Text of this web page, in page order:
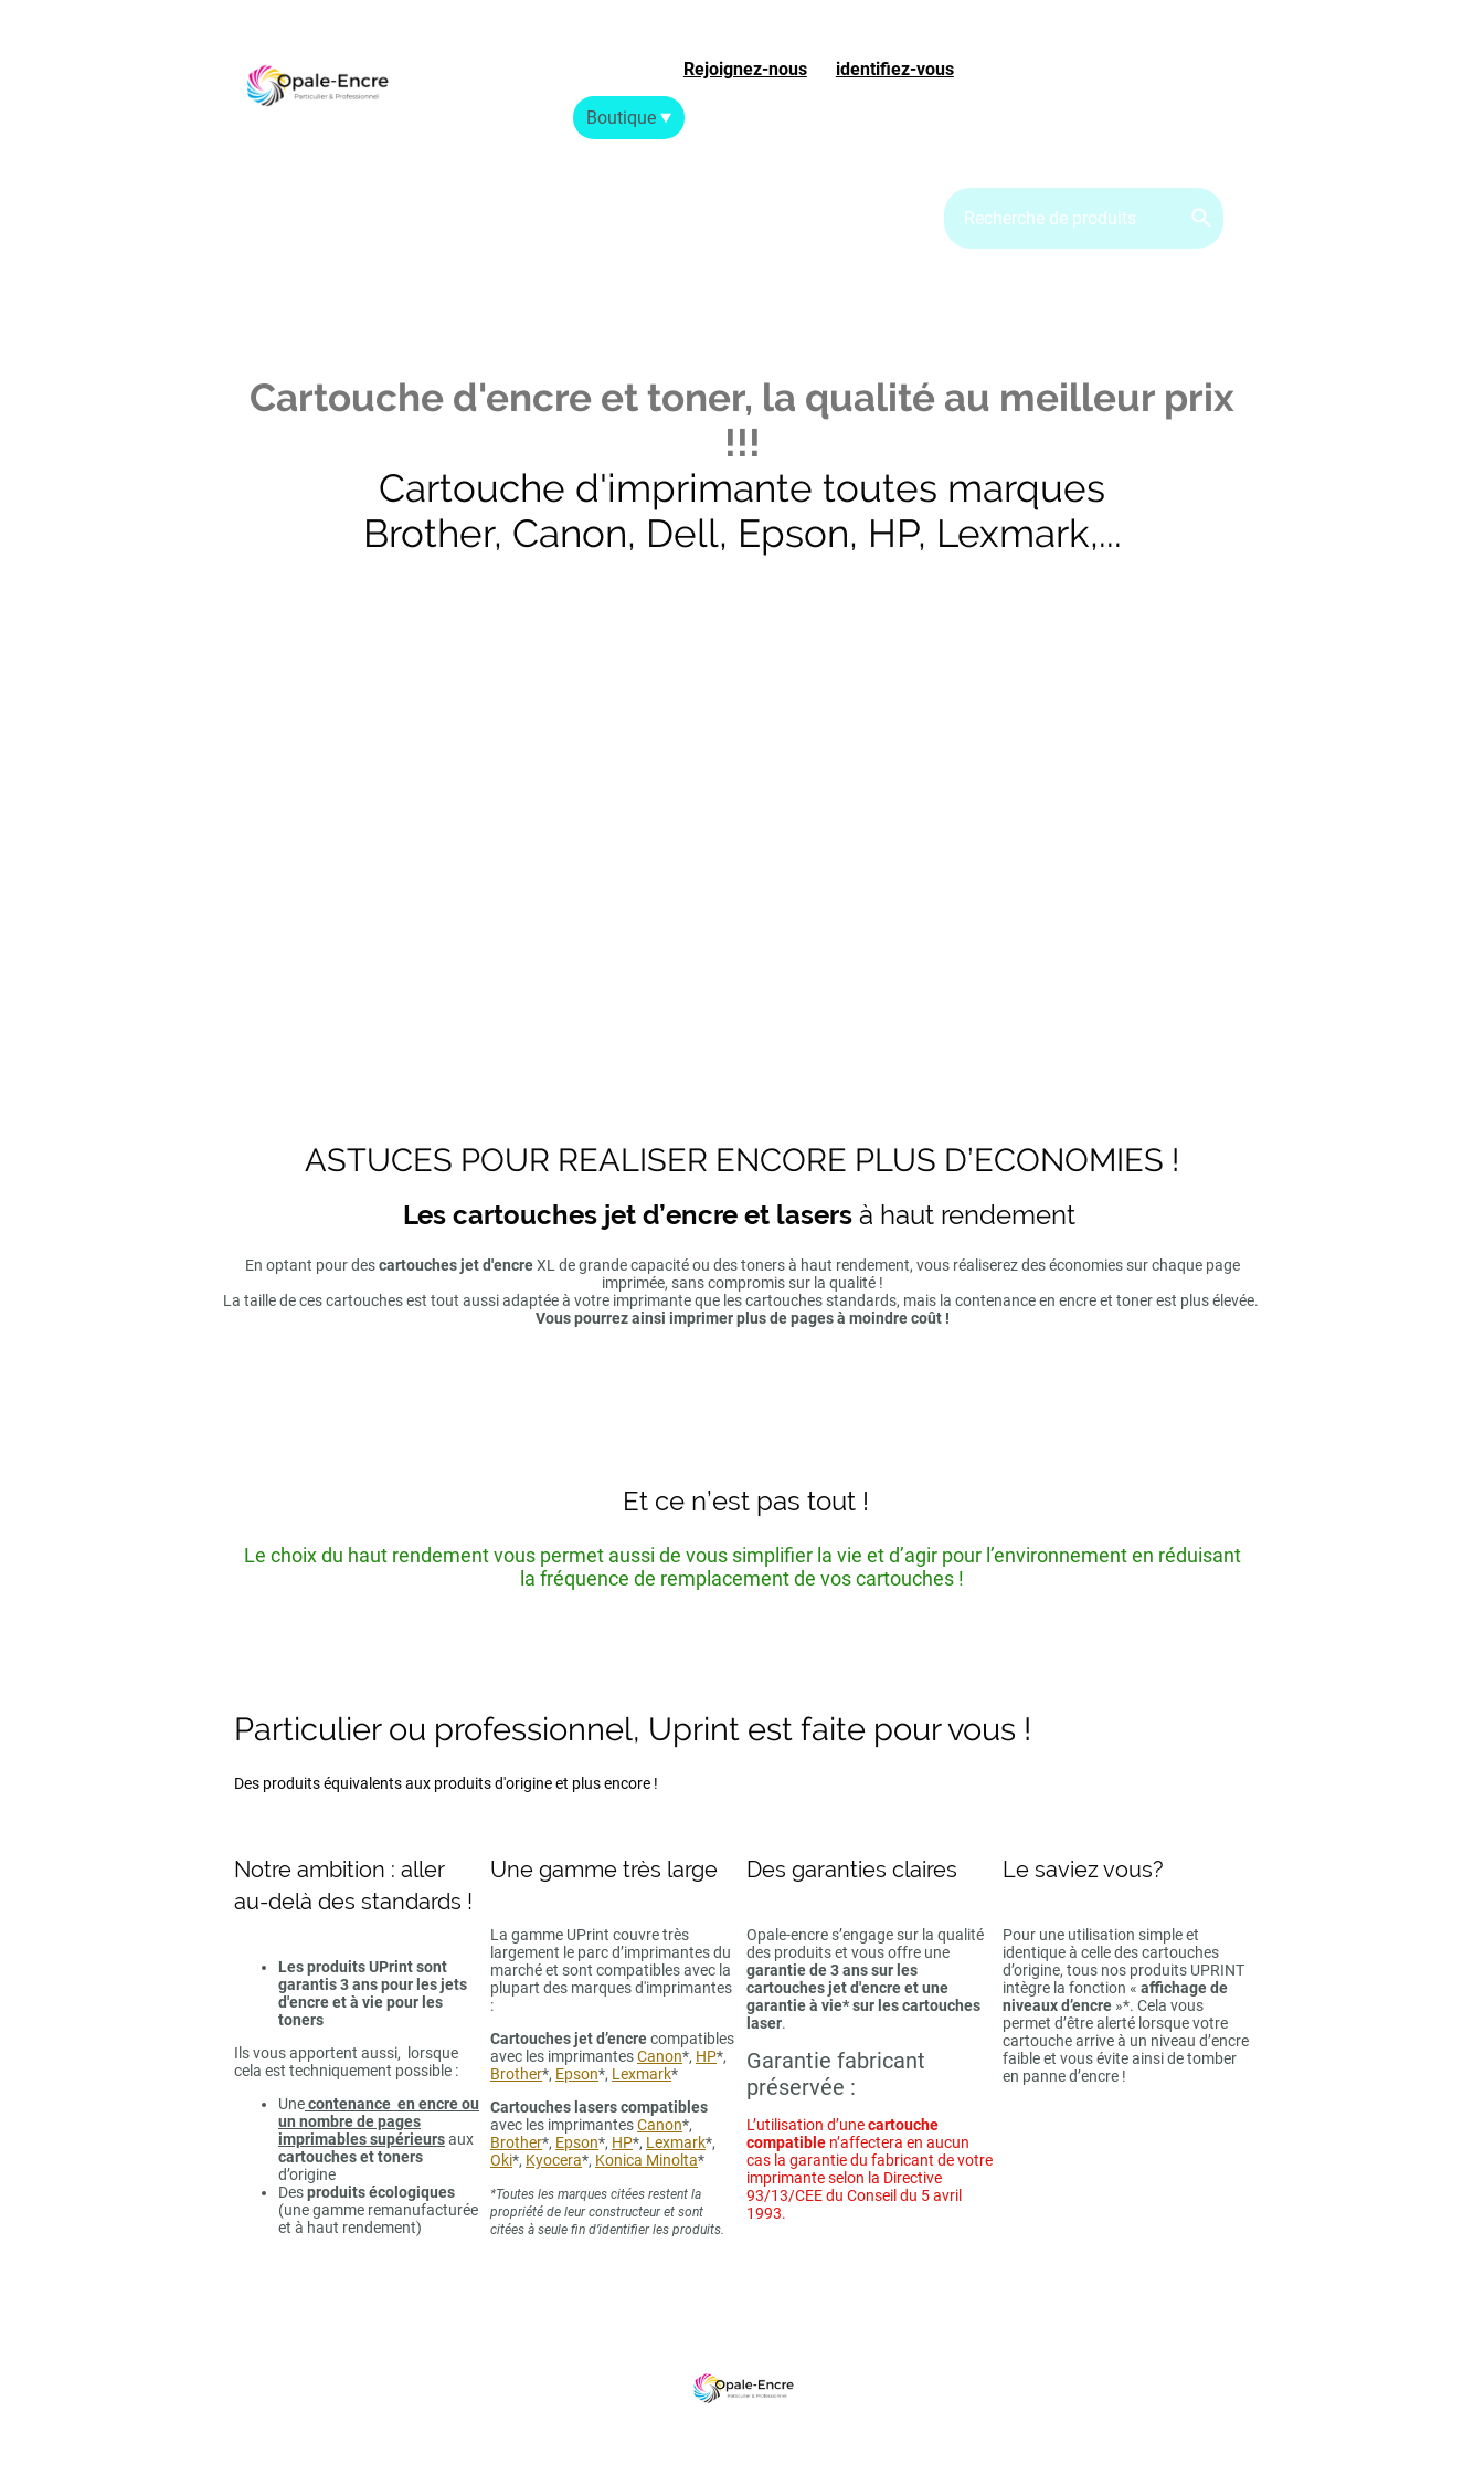
Rejoignez-nousou identifiez-vous
Boutique
Cartouche d'encre et toner, la qualité au meilleur prix
!!!
Cartouche d'imprimante toutes marques
Brother, Canon, Dell, Epson, HP, Lexmark,...
ASTUCES POUR REALISER ENCORE PLUS D’ECONOMIES !
Les cartouches jet d’encre et lasersà haut rendement
En optant pour descartouches jet d'encreXL de grande capacité ou des toners à haut rendement, vous réaliserez des économies sur chaque page
imprimée, sans compromis sur la qualité !
La taille de ces cartouches est tout aussi adaptée à votre imprimante que les cartouches standards, mais la contenance en encre et toner est plus élevée.
Vous pourrez ainsi imprimer plus de pages à moindre coût !
Et ce n’est pas tout !
Le choix du haut rendement vous permet aussi de vous simplifier la vie et d’agir pour l’environnement en réduisant
la fréquence de remplacement de vos cartouches !
Particulier ou professionnel, Uprint est faite pour vous !
Des produits équivalents aux produits d'origine et plus encore !
Notre ambition : aller
au-delà des standards !
Les produits UPrint sont
garantis 3 ans pour les jets
d'encre et à vie pour les
toners
Ils vous apportent aussi, lorsque
cela est techniquement possible :
Unecontenance en encre ou
un nombre de pages
imprimables supérieursaux
cartouches et toners
d’origine
Desproduits écologiques
(une gamme remanufacturée
et à haut rendement)
Une gamme très large
La gamme UPrint couvre très
largement le parc d’imprimantes du
marché et sont compatibles avec la
plupart des marques d'imprimantes
:
Cartouches jet d’encrecompatibles
avec les imprimantesCanon*, HP*,
Brother*, Epson*, Lexmark*
Cartouches lasers compatibles
avec les imprimantesCanon*,
Brother*, Epson*, HP*, Lexmark*,
Oki*, Kyocera*, Konica Minolta*
*Toutes les marques citées restent la
propriété de leur constructeur et sont
citées à seule fin d’identifier les produits.
Des garanties claires
Opale-encre s’engage sur la qualité
des produits et vous offre une
garantie de 3 ans sur les
cartouches jet d'encre et une
garantie à vie* sur les cartouches
laser.
Garantie fabricant
préservée :
L’utilisation d’unecartouche
compatible n’affectera en aucun
cas la garantie du fabricant de votre
imprimante selon la Directive
93/13/CEE du Conseil du 5 avril
1993.
Le saviez vous?
Pour une utilisation simple et
identique à celle des cartouches
d’origine, tous nos produits UPRINT
intègre la fonction « affichage de
niveaux d’encre »*. Cela vous
permet d’être alerté lorsque votre
cartouche arrive à un niveau d’encre
faible et vous évite ainsi de tomber
en panne d’encre !